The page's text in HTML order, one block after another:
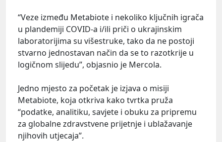
“Veze između Metabiote i nekoliko ključnih igrača
u plandemiji COVID-a i/ili priči o ukrajinskim
laboratorijima su višestruke, tako da ne postoji
stvarno jednostavan način da se to razotkrije u
logičnom slijedu”, objasnio je Mercola.
Jedno mjesto za početak je izjava o misiji
Metabiote, koja otkriva kako tvrtka pruža
“podatke, analitiku, savjete i obuku za pripremu
za globalne zdravstvene prijetnje i ublažavanje
njihovih utjecaja”.